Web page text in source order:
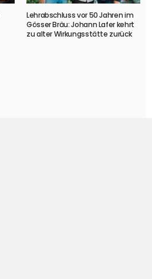
Lehrabschluss vor 50 Jahren im
Gösser Bräu: Johann Lafer kehrt
zu alter Wirkungsstätte zurück